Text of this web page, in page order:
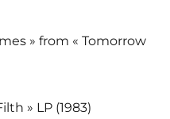
» from « Tomorrow
» LP (1983)